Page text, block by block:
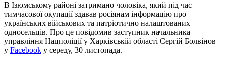
В Ізюмському районі затримано чоловіка, який під час
тимчасової окупації здавав росіянам інформацію про
українських військових та патріотично налаштованих
односельців. Про це повідомив заступник начальника
управління Нацполіції у Харківській області Сергій Болвінов
у Facebook у середу, 30 листопада.